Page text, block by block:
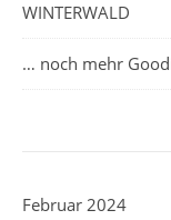
WINTERWALD
… noch mehr
Februar 2024